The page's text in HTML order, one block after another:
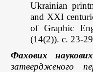
Ukrainian
and XXI
of Graphic
(14(2)). с. 23-
Фахових
затвердженого